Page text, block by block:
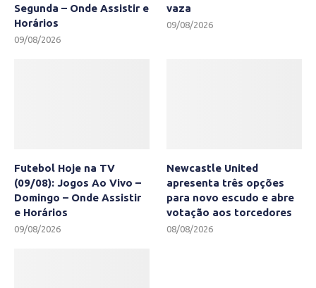
Segunda – Onde Assistir e
Horários
09/08/2026
vaza
09/08/2026
Futebol Hoje na TV
(09/08): Jogos Ao Vivo –
Domingo – Onde Assistir
e Horários
09/08/2026
Newcastle United
apresenta três opções
para novo escudo e abre
votação aos torcedores
08/08/2026